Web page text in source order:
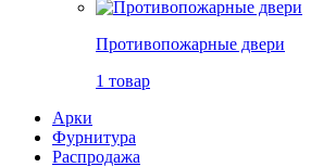
Противопожарные двери
1 товар
Арки
Фурнитура
Распродажа